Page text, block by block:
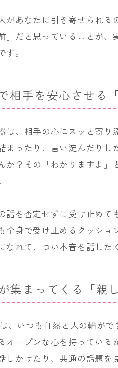
があなたに引き寄せられる
」だと思っていることが
。
相手を安心させる
は、相手の心にスッと寄
まったり、言い淀んだり
か？その「わかりますよ
話を否定せずに受け止め
全身で受け止めるクッシ
なれて、つい本音を話した
集まってくる「親
、いつも自然と人の輪が
オープンな心を持ってい
しかけたり、共通の話題